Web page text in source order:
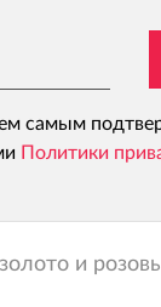
самым
Политики
и